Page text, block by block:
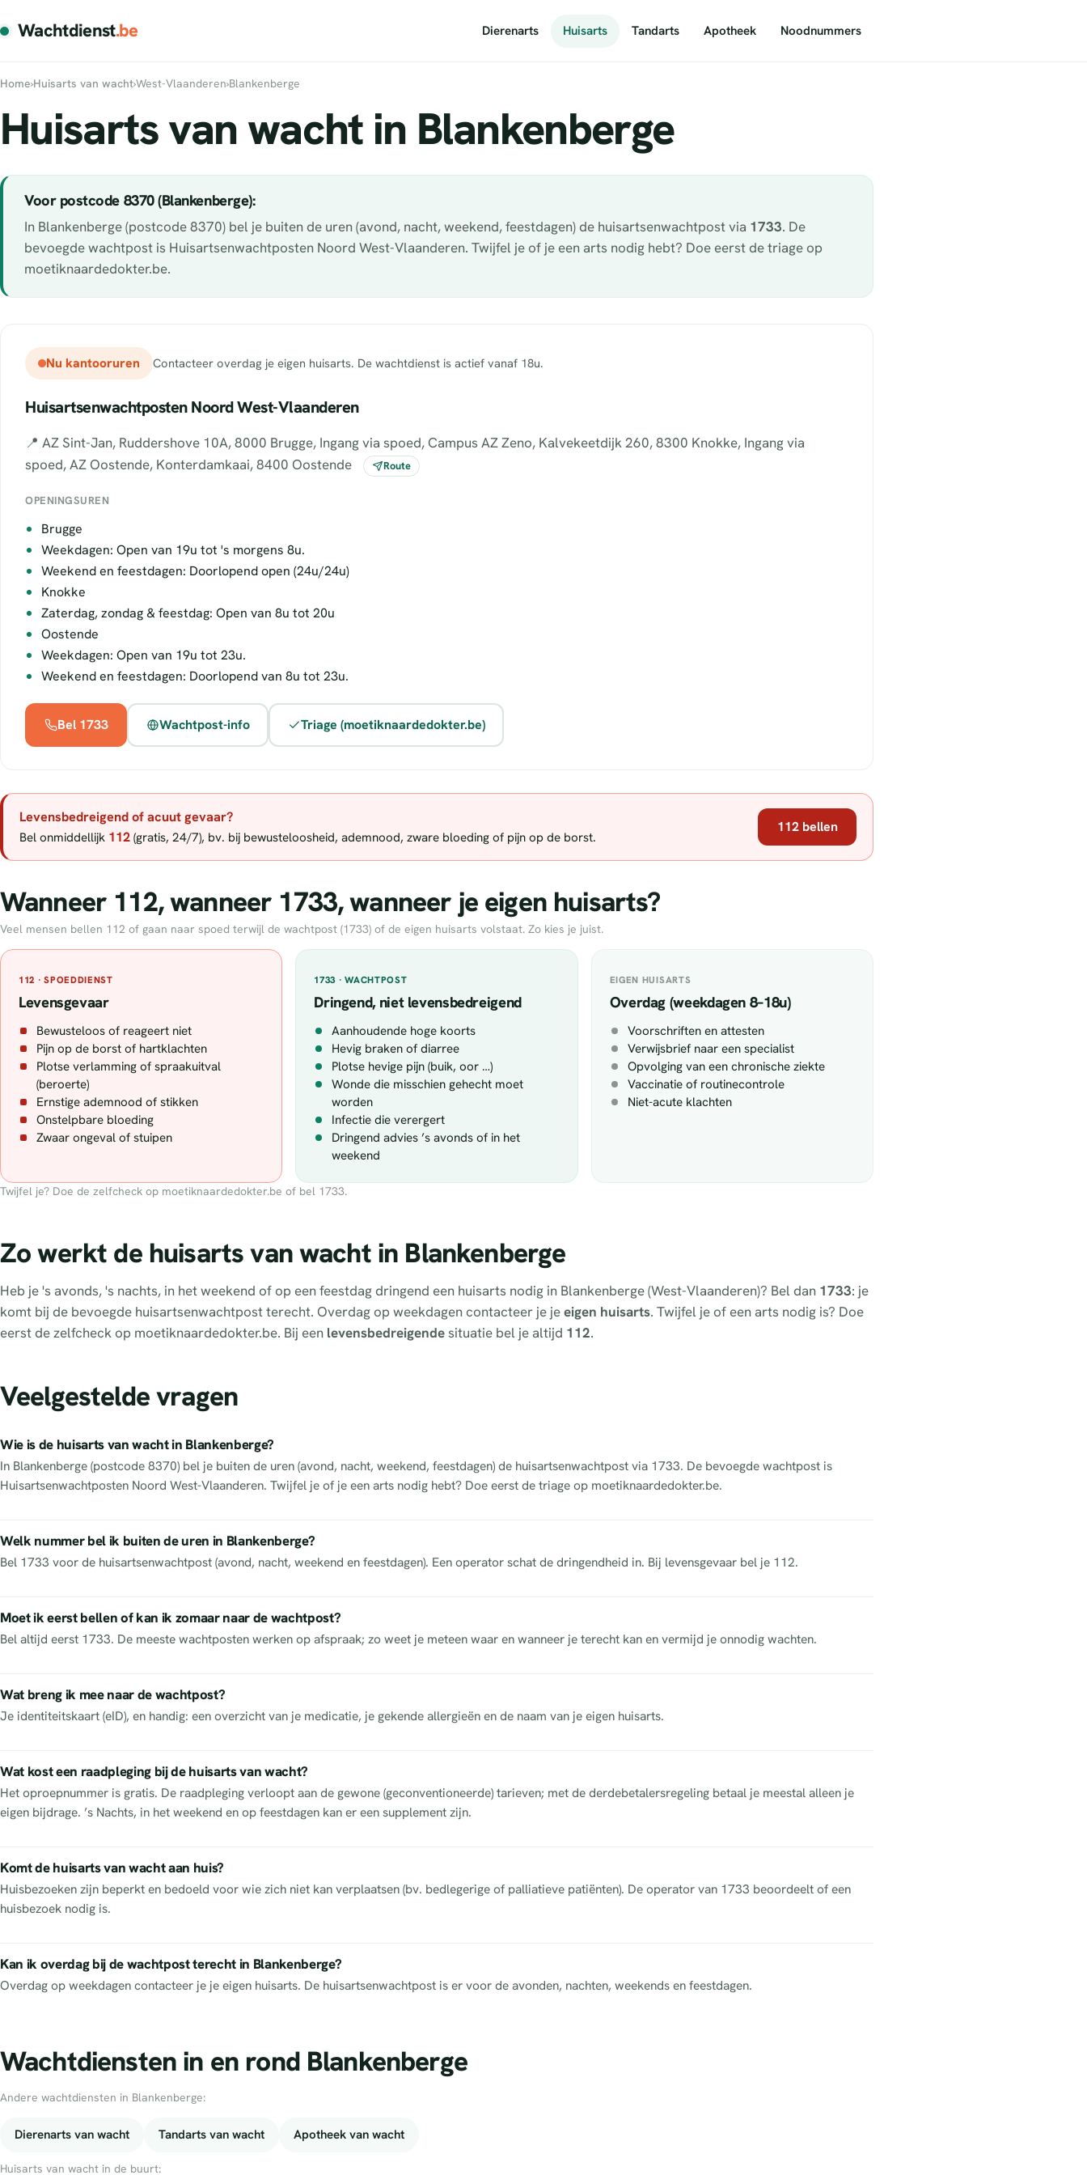
Wachtdienst.be Dierenarts Huisarts Tandarts Apotheek Noodnummers
Home›Huisarts van wacht›West-Vlaanderen›Blankenberge
Huisarts van wacht in Blankenberge
Voor postcode 8370 (Blankenberge):
In Blankenberge (postcode 8370) bel je buiten de uren (avond, nacht, weekend, feestdagen) de huisartsenwachtpost via 1733. De
bevoegde wachtpost is Huisartsenwachtposten Noord West-Vlaanderen. Twijfel je of je een arts nodig hebt? Doe eerst de triage op
moetiknaardedokter.be.
Nu kantooruren Contacteer overdag je eigen huisarts. De wachtdienst is actief vanaf 18u.
Huisartsenwachtposten Noord West-Vlaanderen
📍 AZ Sint-Jan, Ruddershove 10A, 8000 Brugge, Ingang via spoed, Campus AZ Zeno, Kalvekeetdijk 260, 8300 Knokke, Ingang via
spoed, AZ Oostende, Konterdamkaai, 8400 Oostende
Route
OPENINGSUREN
Brugge
Weekdagen: Open van 19u tot 's morgens 8u.
Weekend en feestdagen: Doorlopend open (24u/24u)
Knokke
Zaterdag, zondag & feestdag: Open van 8u tot 20u
Oostende
Weekdagen: Open van 19u tot 23u.
Weekend en feestdagen: Doorlopend van 8u tot 23u.
Bel 1733 Wachtpost-info Triage (moetiknaardedokter.be)
Levensbedreigend of acuut gevaar?
Bel onmiddellijk 112 (gratis, 24/7), bv. bij bewusteloosheid, ademnood, zware bloeding of pijn op de borst.
112 bellen
Wanneer 112, wanneer 1733, wanneer je eigen huisarts?
Veel mensen bellen 112 of gaan naar spoed terwijl de wachtpost (1733) of de eigen huisarts volstaat. Zo kies je juist.
112 · SPOEDDIENST
Levensgevaar
Bewusteloos of reageert niet
Pijn op de borst of hartklachten
Plotse verlamming of spraakuitval
(beroerte)
Ernstige ademnood of stikken
Onstelpbare bloeding
Zwaar ongeval of stuipen
1733 · WACHTPOST
Dringend, niet levensbedreigend
Aanhoudende hoge koorts
Hevig braken of diarree
Plotse hevige pijn (buik, oor …)
Wonde die misschien gehecht moet
worden
Infectie die verergert
Dringend advies ’s avonds of in het
weekend
EIGEN HUISARTS
Overdag (weekdagen 8–18u)
Voorschriften en attesten
Verwijsbrief naar een specialist
Opvolging van een chronische ziekte
Vaccinatie of routinecontrole
Niet-acute klachten
Twijfel je? Doe de zelfcheck op moetiknaardedokter.be of bel 1733.
Zo werkt de huisarts van wacht in Blankenberge
Heb je 's avonds, 's nachts, in het weekend of op een feestdag dringend een huisarts nodig in Blankenberge (West-Vlaanderen)? Bel dan 1733: je
komt bij de bevoegde huisartsenwachtpost terecht. Overdag op weekdagen contacteer je jeeigen huisarts. Twijfel je of een arts nodig is? Doe
eerst de zelfcheck op moetiknaardedokter.be. Bij een levensbedreigendesituatie bel je altijd 112.
Veelgestelde vragen
Wie is de huisarts van wacht in Blankenberge?
In Blankenberge (postcode 8370) bel je buiten de uren (avond, nacht, weekend, feestdagen) de huisartsenwachtpost via 1733. De bevoegde wachtpost is
Huisartsenwachtposten Noord West-Vlaanderen. Twijfel je of je een arts nodig hebt? Doe eerst de triage op moetiknaardedokter.be.
Welk nummer bel ik buiten de uren in Blankenberge?
Bel 1733 voor de huisartsenwachtpost (avond, nacht, weekend en feestdagen). Een operator schat de dringendheid in. Bij levensgevaar bel je 112.
Moet ik eerst bellen of kan ik zomaar naar de wachtpost?
Bel altijd eerst 1733. De meeste wachtposten werken op afspraak; zo weet je meteen waar en wanneer je terecht kan en vermijd je onnodig wachten.
Wat breng ik mee naar de wachtpost?
Je identiteitskaart (eID), en handig: een overzicht van je medicatie, je gekende allergieën en de naam van je eigen huisarts.
Wat kost een raadpleging bij de huisarts van wacht?
Het oproepnummer is gratis. De raadpleging verloopt aan de gewone (geconventioneerde) tarieven; met de derdebetalersregeling betaal je meestal alleen je
eigen bijdrage. ’s Nachts, in het weekend en op feestdagen kan er een supplement zijn.
Komt de huisarts van wacht aan huis?
Huisbezoeken zijn beperkt en bedoeld voor wie zich niet kan verplaatsen (bv. bedlegerige of palliatieve patiënten). De operator van 1733 beoordeelt of een
huisbezoek nodig is.
Kan ik overdag bij de wachtpost terecht in Blankenberge?
Overdag op weekdagen contacteer je je eigen huisarts. De huisartsenwachtpost is er voor de avonden, nachten, weekends en feestdagen.
Wachtdiensten in en rond Blankenberge
Andere wachtdiensten in Blankenberge:
Dierenarts van wacht Tandarts van wacht Apotheek van wacht
Huisarts van wacht in de buurt: